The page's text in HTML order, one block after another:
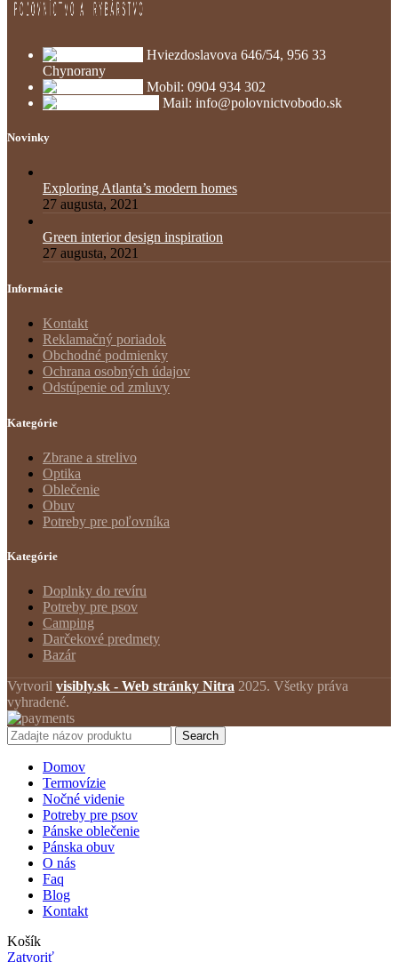
Hviezdoslavova 646/54, 956 33
Chynorany
Mobil: 0904 934 302
Mail: info@polovnictvobodo.sk
Novinky
Exploring Atlanta’s modern homes
27 augusta, 2021
Green interior design inspiration
27 augusta, 2021
Informácie
Kontakt
Reklamačný poriadok
Obchodné podmienky
Ochrana osobných údajov
Odstúpenie od zmluvy
Kategórie
Zbrane a strelivo
Optika
Oblečenie
Obuv
Potreby pre poľovníka
Kategórie
Doplnky do revíru
Potreby pre psov
Camping
Darčekové predmety
Bazár
Vytvoril visibly.sk - Web stránky Nitra 2025. Všetky práva
vyhradené.
Search
Domov
Termovízie
Nočné videnie
Potreby pre psov
Pánske oblečenie
Pánska obuv
O nás
Faq
Blog
Kontakt
Košík
Zatvoriť